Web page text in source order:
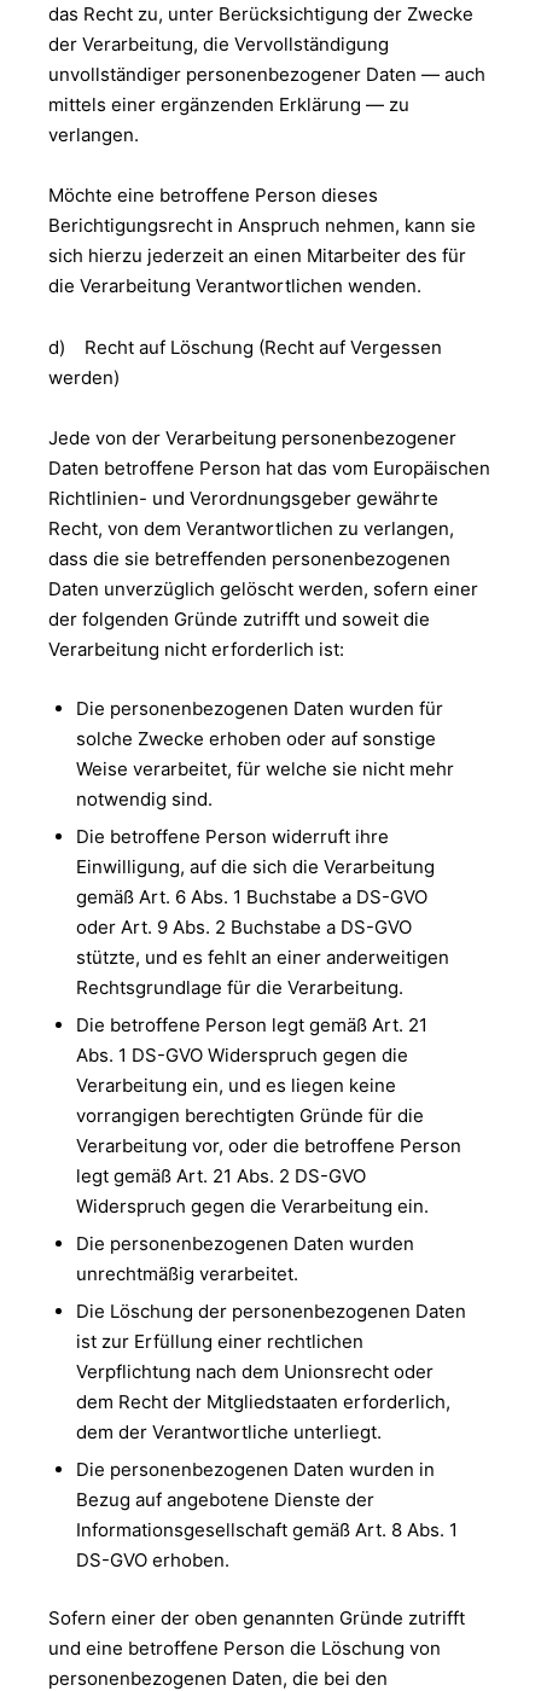
das Recht zu, unter Berücksichtigung der Zwecke
der Verarbeitung, die Vervollständigung
unvollständiger personenbezogener Daten — auch
mittels einer ergänzenden Erklärung — zu
verlangen.
Möchte eine betroffene Person dieses
Berichtigungsrecht in Anspruch nehmen, kann sie
sich hierzu jederzeit an einen Mitarbeiter des für
die Verarbeitung Verantwortlichen wenden.
d) Recht auf Löschung (Recht auf Vergessen
werden)
Jede von der Verarbeitung personenbezogener
Daten betroffene Person hat das vom Europäischen
Richtlinien- und Verordnungsgeber gewährte
Recht, von dem Verantwortlichen zu verlangen,
dass die sie betreffenden personenbezogenen
Daten unverzüglich gelöscht werden, sofern einer
der folgenden Gründe zutrifft und soweit die
Verarbeitung nicht erforderlich ist:
Die personenbezogenen Daten wurden für
solche Zwecke erhoben oder auf sonstige
Weise verarbeitet, für welche sie nicht mehr
notwendig sind.
Die betroffene Person widerruft ihre
Einwilligung, auf die sich die Verarbeitung
gemäß Art. 6 Abs. 1 Buchstabe a DS-GVO
oder Art. 9 Abs. 2 Buchstabe a DS-GVO
stützte, und es fehlt an einer anderweitigen
Rechtsgrundlage für die Verarbeitung.
Die betroffene Person legt gemäß Art. 21
Abs. 1 DS-GVO Widerspruch gegen die
Verarbeitung ein, und es liegen keine
vorrangigen berechtigten Gründe für die
Verarbeitung vor, oder die betroffene Person
legt gemäß Art. 21 Abs. 2 DS-GVO
Widerspruch gegen die Verarbeitung ein.
Die personenbezogenen Daten wurden
unrechtmäßig verarbeitet.
Die Löschung der personenbezogenen Daten
ist zur Erfüllung einer rechtlichen
Verpflichtung nach dem Unionsrecht oder
dem Recht der Mitgliedstaaten erforderlich,
dem der Verantwortliche unterliegt.
Die personenbezogenen Daten wurden in
Bezug auf angebotene Dienste der
Informationsgesellschaft gemäß Art. 8 Abs. 1
DS-GVO erhoben.
Sofern einer der oben genannten Gründe zutrifft
und eine betroffene Person die Löschung von
personenbezogenen Daten, die bei den